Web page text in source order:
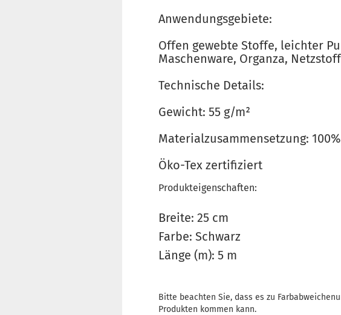
Anwendungsgebiete:
Offen gewebte Stoffe, leichter
Maschenware, Organza,
Technische Details:
Gewicht: 55 g/m²
Materialzusammensetzung:
Öko-Tex zertifiziert
Produkteigenschaften:
Breite: 25 cm
Farbe: Schwarz
Länge (m): 5 m
Bitte beachten Sie, dass es zu
Produkten kommen kann.